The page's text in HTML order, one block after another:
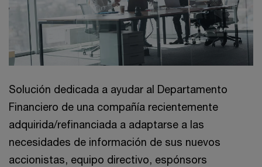
Solución dedicada a ayudar al Departamento
Financiero de una compañía recientemente
adquirida/refinanciada a adaptarse a las
necesidades de información de sus nuevos
accionistas, equipo directivo, espónsors